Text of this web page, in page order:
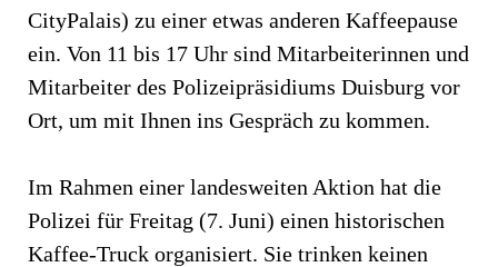
CityPalais) zu einer etwas anderen Kaffeepause
ein. Von 11 bis 17 Uhr sind Mitarbeiterinnen und
Mitarbeiter des Polizeipräsidiums Duisburg vor
Ort, um mit Ihnen ins Gespräch zu kommen.
Im Rahmen einer landesweiten Aktion hat die
Polizei für Freitag (7. Juni) einen historischen
Kaffee-Truck organisiert. Sie trinken keinen